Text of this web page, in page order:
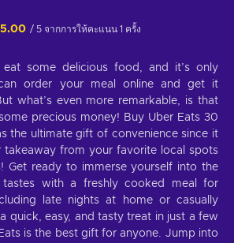
5.00 / 5 จากการให้คะแนน 1 ครั้ง
some delicious food, and it’s only
order your meal online and get it
what’s even more remarkable, is that
precious money! Buy Uber Eats 30
the ultimate gift of convenience since it
takeaway from your favorite local spots
Get ready to immerse yourself into the
with a freshly cooked meal for
late nights at home or casually
quick, easy, and tasty treat in just a few
is the best gift for anyone. Jump into